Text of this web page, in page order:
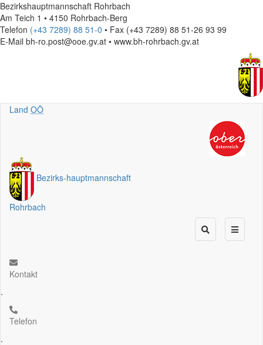
Bezirkshauptmannschaft Rohrbach
Am Teich 1 • 4150 Rohrbach-Berg
Telefon (+43 7289) 88 51-0 • Fax (+43 7289) 88 51-26 93 99
E-Mail bh-ro.post@ooe.gv.at • www.bh-rohrbach.gv.at
Land OÖ
Bezirks-hauptmannschaft
Rohrbach
Kontakt
.
Telefon
.